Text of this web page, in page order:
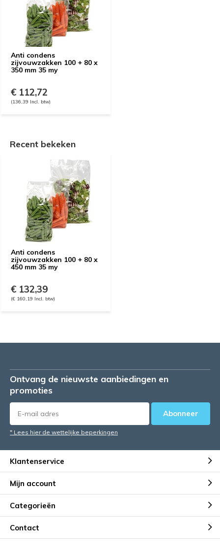
Anti condens
zijvouwzakken 100 + 80 x
350 mm 35 my
€ 112,72
(136,39 Incl. btw)
Recent bekeken
Anti condens
zijvouwzakken 100 + 80 x
450 mm 35 my
€ 132,39
(€ 160,19 Incl. btw)
Ontvang de nieuwste aanbiedingen en
promoties
Abonneer
* Lees hier de wettelijke beperkingen
Klantenservice
Mijn account
Categorieën
Contact